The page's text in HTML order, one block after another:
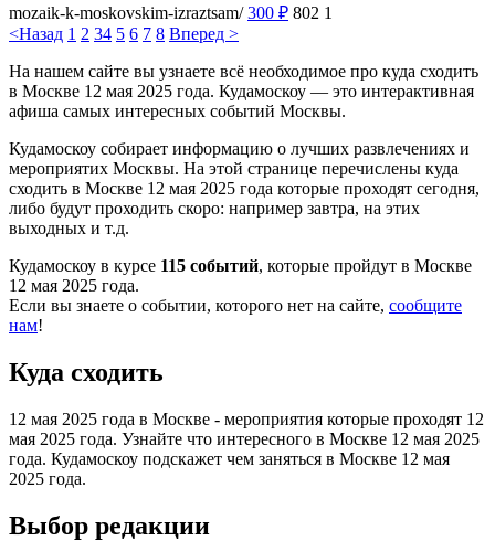
mozaik-k-moskovskim-izraztsam/ 300 ₽ 802 1
<Назад 1 2 34 5 6 7 8 Вперед >
На нашем сайте вы узнаете всё необходимое про куда сходить
в Москве 12 мая 2025 года. Кудамоскоу — это интерактивная
афиша самых интересных событий Москвы.
Кудамоскоу собирает информацию о лучших развлечениях и
мероприятих Москвы. На этой странице перечислены куда
сходить в Москве 12 мая 2025 года которые проходят сегодня,
либо будут проходить скоро: например завтра, на этих
выходных и т.д.
Кудамоскоу в курсе 115 событий, которые пройдут в Москве
12 мая 2025 года.
Если вы знаете о событии, которого нет на сайте, сообщите
нам!
Куда сходить
12 мая 2025 года в Москве - мероприятия которые проходят 12
мая 2025 года. Узнайте что интересного в Москве 12 мая 2025
года. Кудамоскоу подскажет чем заняться в Москве 12 мая
2025 года.
Выбор редакции